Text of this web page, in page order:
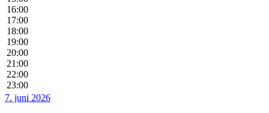
16:00
17:00
18:00
19:00
20:00
21:00
22:00
23:00
7. juni 2026